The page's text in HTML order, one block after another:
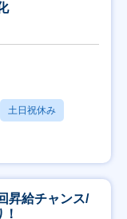
土日祝休み
昇給チャンス/